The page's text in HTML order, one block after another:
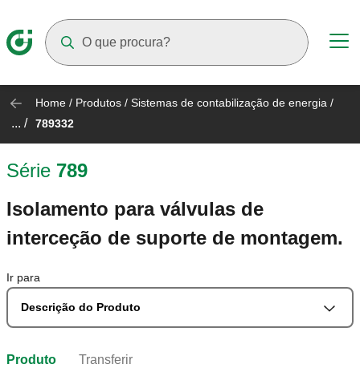
Home / Produtos / Sistemas de contabilização de energia /
... / 789332
Série 789
Isolamento para válvulas de
interceção de suporte de montagem.
Ir para
Descrição do Produto
Produto Transferir